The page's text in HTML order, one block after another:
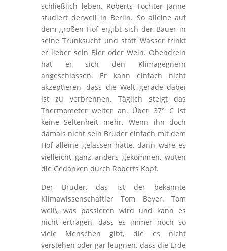
schließlich leben. Roberts Tochter Janne
studiert derweil in Berlin. So alleine auf
dem großen Hof ergibt sich der Bauer in
seine Trunksucht und statt Wasser trinkt
er lieber sein Bier oder Wein. Obendrein
hat er sich den Klimagegnern
angeschlossen. Er kann einfach nicht
akzeptieren, dass die Welt gerade dabei
ist zu verbrennen. Täglich steigt das
Thermometer weiter an. Über 37° C ist
keine Seltenheit mehr. Wenn ihn doch
damals nicht sein Bruder einfach mit dem
Hof alleine gelassen hätte, dann wäre es
vielleicht ganz anders gekommen, wüten
die Gedanken durch Roberts Kopf.
Der Bruder, das ist der bekannte
Klimawissenschaftler Tom Beyer. Tom
weiß, was passieren wird und kann es
nicht ertragen, dass es immer noch so
viele Menschen gibt, die es nicht
verstehen oder gar leugnen, dass die Erde